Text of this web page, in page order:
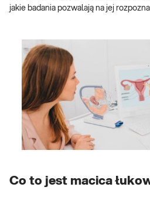
jakie badania pozwalają na jej
Co to jest macica